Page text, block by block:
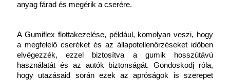
anyag fárad és megérik a cserére.
A Gumiflex flottakezelése, például, komolyan veszi, hogy
a megfelelő cseréket és az állapotellenőrzéseket időben
elvégezzék, ezzel biztosítva a gumik hosszútávú
használatát és az autók biztonságát. Gondoskodj róla,
hogy utazásaid során ezek az apróságok is szerepet